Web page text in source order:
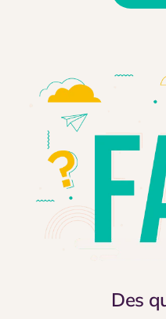
Des